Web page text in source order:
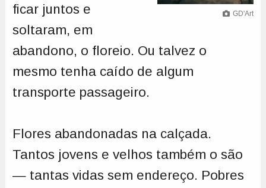
GD'Art
ficar juntos e
soltaram, em
abandono, o floreio. Ou talvez o
mesmo tenha caído de algum
transporte passageiro.
Flores abandonadas na calçada.
Tantos jovens e velhos também o são
— tantas vidas sem endereço. Pobres